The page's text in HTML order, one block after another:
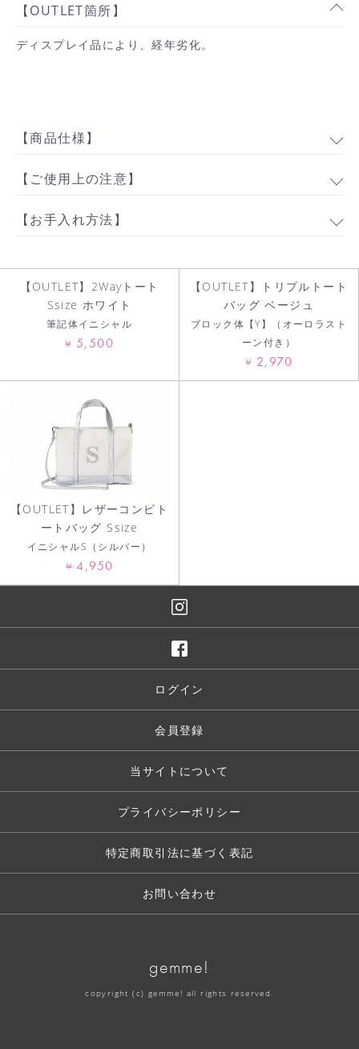
お買い物を続ける
【OUTLET箇所】
ディスプレイ品により、経年劣化。
【商品仕様】
【ご使用上の注意】
【お手入れ方法】
【OUTLET】2Wayトート
Ssize ホワイト
筆記体イニシャル
¥ 5,500
【OUTLET】トリプルトート
バッグ ベージュ
ブロック体【Y】（オーロラスト
ーン付き）
¥ 2,970
【OUTLET】レザーコンビト
ートバッグ Ssize
イニシャルS（シルバー）
¥ 4,950
ログイン
会員登録
当サイトについて
プライバシーポリシー
特定商取引法に基づく表記
お問い合わせ
gemme!
copyright (c) gemme! all rights reserved.